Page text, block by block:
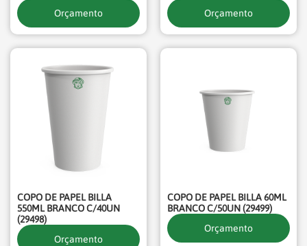
Orçamento
Orçamento
COPO DE PAPEL BILLA
550ML BRANCO C/40UN
(29498)
Orçamento
COPO DE PAPEL BILLA 60ML
BRANCO C/50UN (29499)
Orçamento